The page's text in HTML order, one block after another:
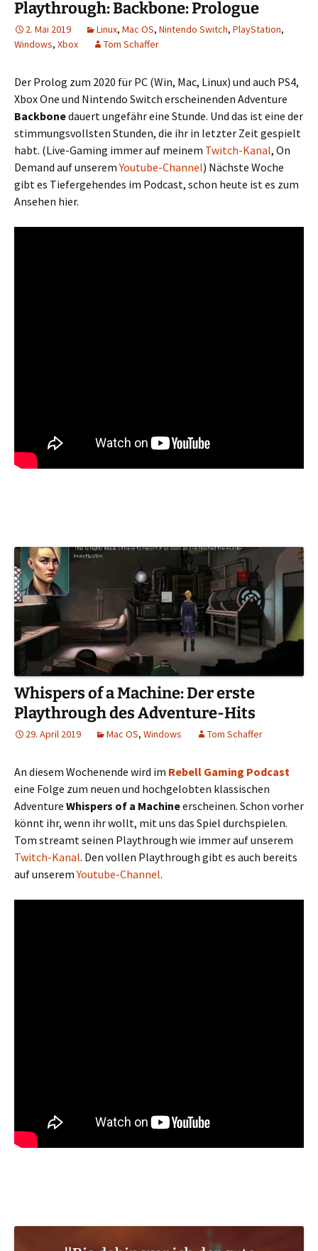
Playthrough: Backbone: Prologue
2. Mai 2019 Linux, Mac OS, Nintendo Switch, PlayStation,
Windows, Xbox Tom Schaffer
Der Prolog zum 2020 für PC (Win, Mac, Linux) und auch PS4,
Xbox One und Nintendo Switch erscheinenden Adventure
Backbonedauert ungefähr eine Stunde. Und das ist eine der
stimmungsvollsten Stunden, die ihr in letzter Zeit gespielt
habt. (Live-Gaming immer auf meinem Twitch-Kanal, On
Demand auf unseremYoutube-Channel) Nächste Woche
gibt es Tiefergehendes im Podcast, schon heute ist es zum
Ansehen hier.
Whispers of a Machine: Der erste
Playthrough des Adventure-Hits
29. April 2019 Mac OS, Windows Tom Schaffer
An diesem Wochenende wird im Rebell Gaming Podcast
eine Folge zum neuen und hochgelobten klassischen
Adventure Whispers of a Machineerscheinen. Schon vorher
könnt ihr, wenn ihr wollt, mit uns das Spiel durchspielen.
Tom streamt seinen Playthrough wie immer auf unserem
Twitch-Kanal. Den vollen Playthrough gibt es auch bereits
auf unseremYoutube-Channel.